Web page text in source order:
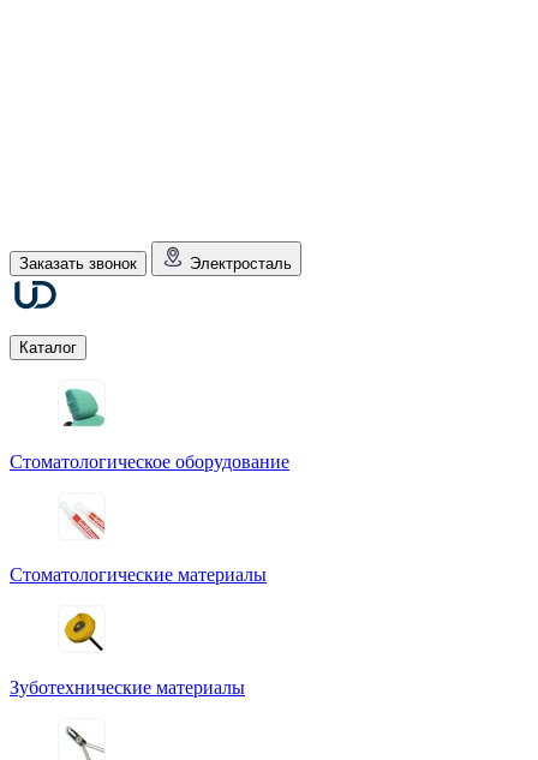
Заказать звонок Электросталь
Каталог
Стоматологическое оборудование
Стоматологические материалы
Зуботехнические материалы